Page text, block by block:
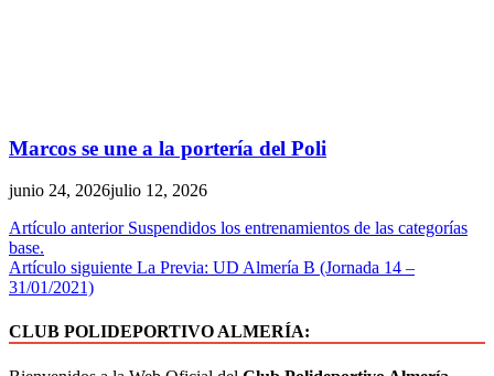
Marcos se une a la portería del Poli
junio 24, 2026julio 12, 2026
Artículo anterior Suspendidos los entrenamientos de las categorías
base.
Artículo siguiente La Previa: UD Almería B (Jornada 14 –
31/01/2021)
CLUB POLIDEPORTIVO ALMERÍA: